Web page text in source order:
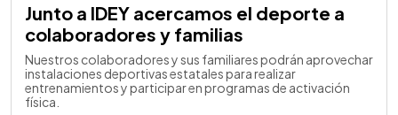
Junto a IDEY acercamos el deporte a
colaboradores y familias
Nuestros colaboradores y sus familiares podrán aprovechar
instalaciones deportivas estatales para realizar
entrenamientos y participar en programas de activación
física.